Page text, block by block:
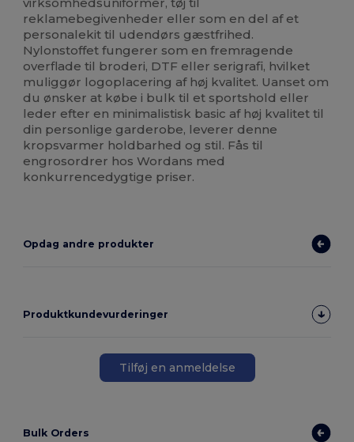
virksomhedsuniformer, tøj til
reklamebegivenheder eller som en del af et
personalekit til udendørs gæstfrihed.
Nylonstoffet fungerer som en fremragende
overflade til broderi, DTF eller serigrafi, hvilket
muliggør logoplacering af høj kvalitet. Uanset om
du ønsker at købe i bulk til et sportshold eller
leder efter en minimalistisk basic af høj kvalitet til
din personlige garderobe, leverer denne
kropsvarmer holdbarhed og stil. Fås til
engrosordrer hos Wordans med
konkurrencedygtige priser.
Opdag andre produkter
Produktkundevurderinger
Tilføj en anmeldelse
Bulk Orders